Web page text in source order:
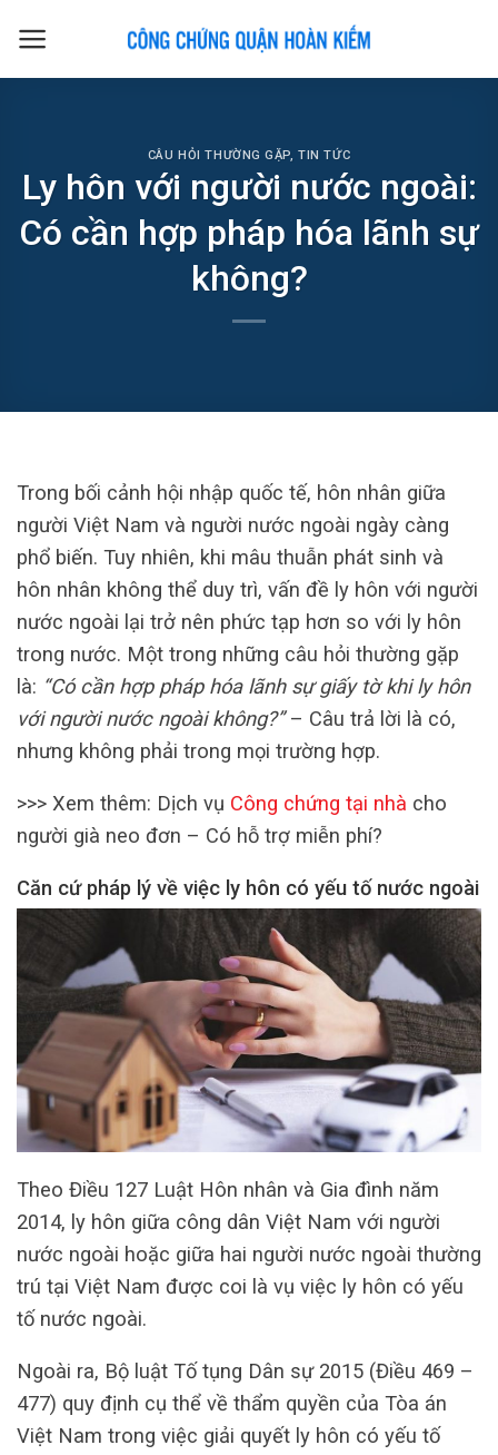
CÂU HỎI THƯỜNG GẶP,TIN TỨC
Ly hôn với người nước ngoài:
Có cần hợp pháp hóa lãnh sự
không?
Trong bối cảnh hội nhập quốc tế, hôn nhân giữa
người Việt Nam và người nước ngoài ngày càng
phổ biến. Tuy nhiên, khi mâu thuẫn phát sinh và
hôn nhân không thể duy trì, vấn đề ly hôn với người
nước ngoài lại trở nên phức tạp hơn so với ly hôn
trong nước. Một trong những câu hỏi thường gặp
là: “Có cần hợp pháp hóa lãnh sự giấy tờ khi ly hôn
với người nước ngoài không?”– Câu trả lời là có,
nhưng không phải trong mọi trường hợp.
>>> Xem thêm: Dịch vụ Công chứng tại nhà cho
người già neo đơn – Có hỗ trợ miễn phí?
Căn cứ pháp lý về việc ly hôn có yếu tố nước ngoài
Theo Điều 127 Luật Hôn nhân và Gia đình năm
2014, ly hôn giữa công dân Việt Nam với người
nước ngoài hoặc giữa hai người nước ngoài thường
trú tại Việt Nam được coi là vụ việc ly hôn có yếu
tố nước ngoài.
Ngoài ra, Bộ luật Tố tụng Dân sự 2015 (Điều 469 –
477) quy định cụ thể về thẩm quyền của Tòa án
Việt Nam trong việc giải quyết ly hôn có yếu tố